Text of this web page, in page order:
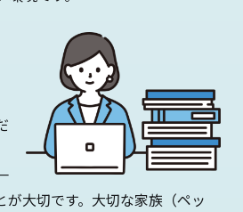
が大切です。大切な家族（ペッ